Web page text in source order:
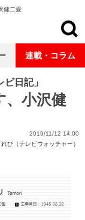
健二愛
日記」
、小沢健
2019/11/12 14:00
び（テレビウォッチャー）
連載・コラム